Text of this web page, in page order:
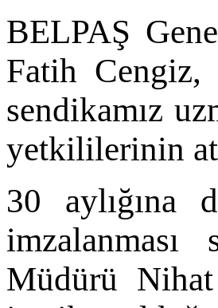
BELPAŞ
Fatih Cengiz,
sendikamız
yetkililerinin
30 aylığına
Müdürü